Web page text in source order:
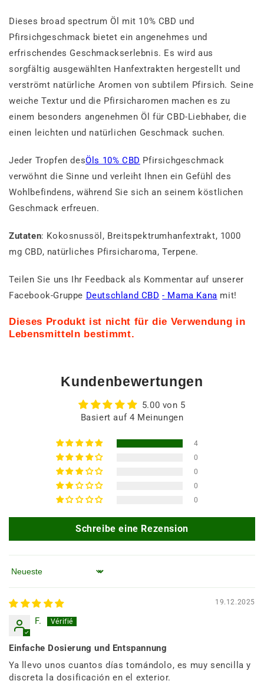
Dieses broad spectrum Öl mit 10% CBD und
Pfirsichgeschmack bietet ein angenehmes und
erfrischendes Geschmackserlebnis. Es wird aus
sorgfältig ausgewählten Hanfextrakten hergestellt und
verströmt natürliche Aromen von subtilem Pfirsich. Seine
weiche Textur und die Pfirsicharomen machen es zu
einem besonders angenehmen Öl für CBD-Liebhaber, die
einen leichten und natürlichen Geschmack suchen.
Jeder Tropfen desÖls 10% CBD Pfirsichgeschmack
verwöhnt die Sinne und verleiht Ihnen ein Gefühl des
Wohlbefindens, während Sie sich an seinem köstlichen
Geschmack erfreuen.
Zutaten: Kokosnussöl, Breitspektrumhanfextrakt, 1000
mg CBD, natürliches Pfirsicharoma, Terpene.
Teilen Sie uns Ihr Feedback als Kommentar auf unserer
Facebook-Gruppe Deutschland CBD - Mama Kana mit!
Dieses Produkt ist nicht für die Verwendung in
Lebensmitteln bestimmt.
Kundenbewertungen
5.00 von 5
Basiert auf 4 Meinungen
4
0
0
0
0
Schreibe eine Rezension
Sortieren nach
19.12.2025
F.
Einfache Dosierung und Entspannung
Ya llevo unos cuantos días tomándolo, es muy sencilla y
discreta la dosificación en el exterior.